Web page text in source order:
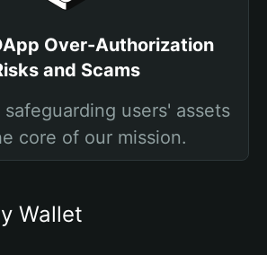
Over-Authorization
and Scams
users' assets
core of our mission.
Wallet